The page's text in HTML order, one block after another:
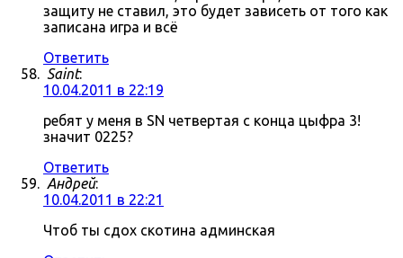
защиту не ставил, это будет зависеть от того как
записана игра и всё
Ответить
Saint:
10.04.2011 в 22:19
ребят у меня в SN четвертая с конца цыфра 3!
значит 0225?
Ответить
Андрей:
10.04.2011 в 22:21
Чтоб ты сдох скотина админская